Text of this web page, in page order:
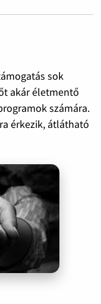
sok
akár életmentő
számára.
érkezik, átlátható